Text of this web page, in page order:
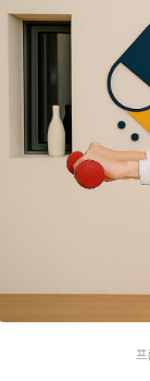
프